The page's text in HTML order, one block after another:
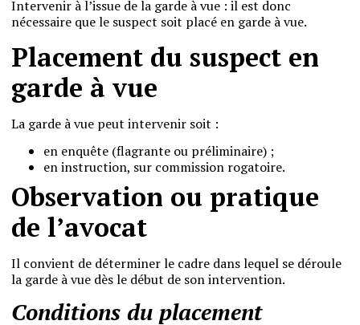
Intervenir à l’issue de la garde à vue : il est donc
nécessaire que le suspect soit placé en garde à vue.
Placement du suspect en
garde à vue
La garde à vue peut intervenir soit :
en enquête (flagrante ou préliminaire) ;
en instruction, sur commission rogatoire.
Observation ou pratique
de l’avocat
Il convient de déterminer le cadre dans lequel se déroule
la garde à vue dès le début de son intervention.
Conditions du placement